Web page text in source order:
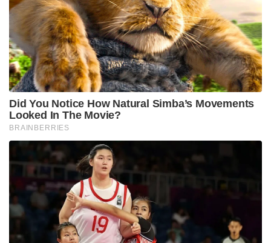
Did You Notice How Natural Simba’s Movements
Looked In The Movie?
BRAINBERRIES